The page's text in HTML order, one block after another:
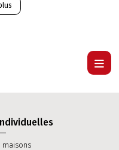
maisons